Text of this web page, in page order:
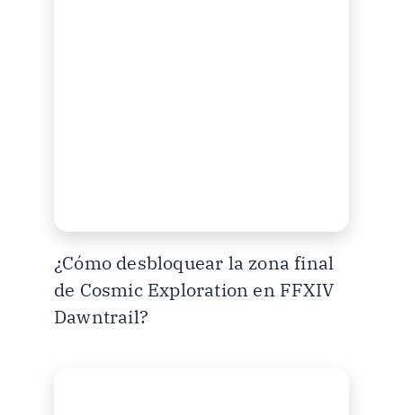
¿Cómo desbloquear la zona final
de Cosmic Exploration en FFXIV
Dawntrail?